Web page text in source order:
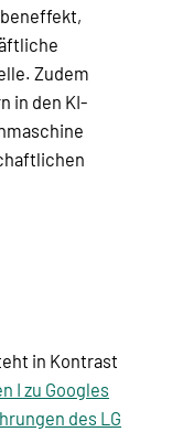
Zudem
in den KI-
in Kontrast
I zu Googles
des LG